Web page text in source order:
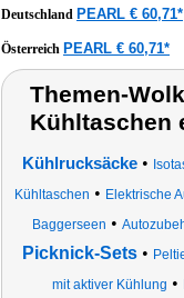
Deutschland PEARL € 60,71*
Österreich PEARL € 60,71*
Themen-
Kühltaschen
Kühlrucksäcke•
Kühltaschen • Elektrische
Baggerseen •
Picknick-Sets •
mit aktiver Kühlung •